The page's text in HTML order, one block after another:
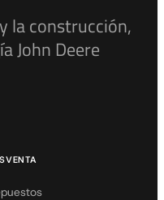
la construcción,
John Deere